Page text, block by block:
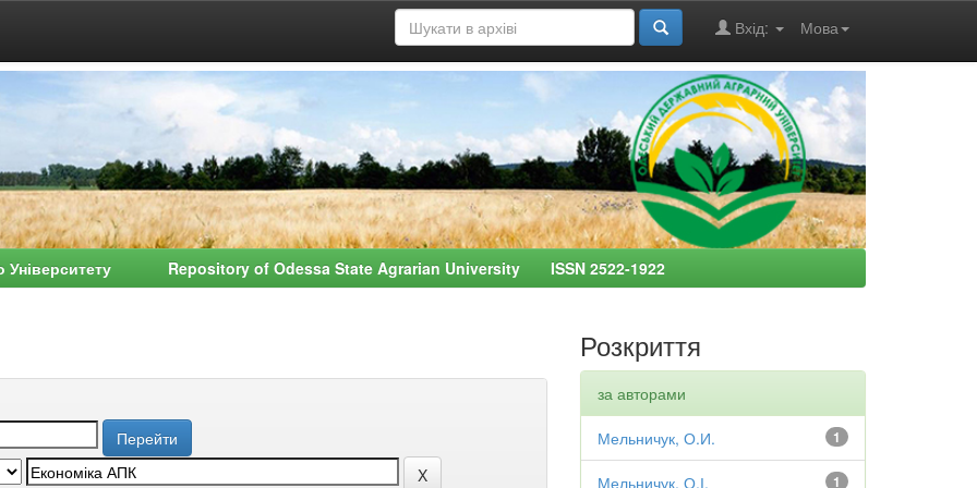
Мова
Вхід:
Університету Repository of Odessa State Agrarian University ISSN 2522-1922
Розкриття
за авторами
1
Мельничук, О.И.
1
Мельничук, О.І.